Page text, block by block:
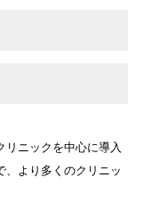
リニックを中心に導入
、より多くのクリニッ